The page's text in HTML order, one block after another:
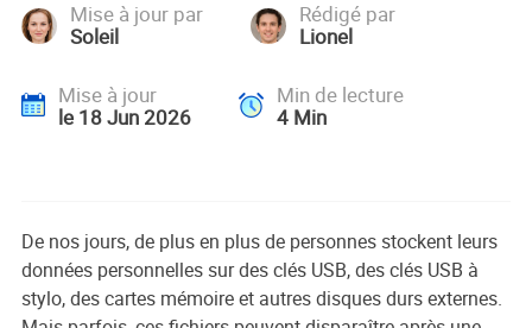
Mise à jour par
Soleil
Rédigé par
Lionel
Mise à jour
le 18 Jun 2026
Min de lecture
4Min
De nos jours, de plus en plus de personnes stockent leurs
données personnelles sur des clés USB, des clés USB à
stylo, des cartes mémoire et autres disques durs externes.